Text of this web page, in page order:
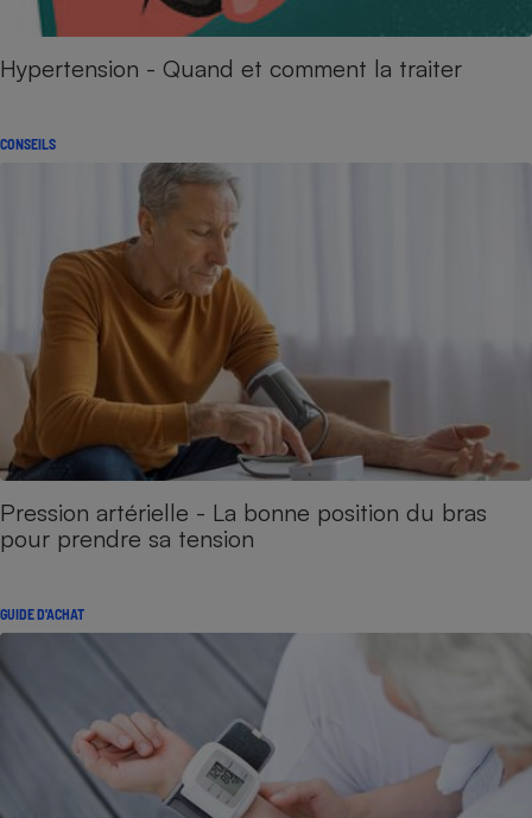
Hypertension - Quand et comment la traiter
CONSEILS
Pression artérielle - La bonne position du bras
pour prendre sa tension
GUIDE D'ACHAT